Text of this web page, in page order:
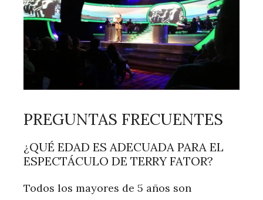
PREGUNTAS FRECUENTES
¿QUÉ EDAD ES ADECUADA PARA EL
ESPECTÁCULO DE TERRY FATOR?
Todos los mayores de 5 años son